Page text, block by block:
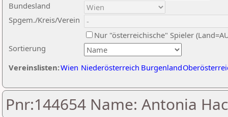
Sortierung
Bundesland
Spgem./Kreis/Verein
Nur "österreichische" Spieler
Vereinslisten:Wien Niederösterreich Burgenland
Pnr:144654 Name: Antonia